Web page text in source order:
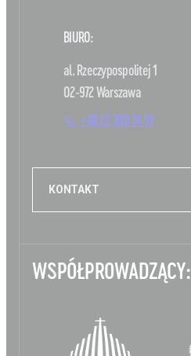
BIURO:
al. Rzeczypospolitej 1
02-972 Warszawa
+48 22 308 14 91
KONTAKT
WSPÓŁPROWADZĄCY: